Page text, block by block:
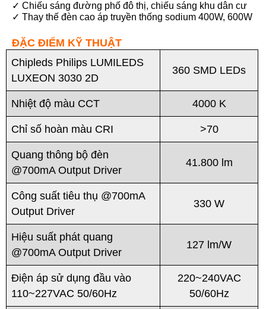
✓ Chiếu sáng đường phố đô thị, chiếu sáng khu dân cư
✓ Thay thế đèn cao áp truyền thống sodium 400W, 600W
ĐẶC ĐIỂM KỸ THUẬT
Chipleds Philips LUMILEDS
LUXEON 3030 2D
360 SMD LEDs
Nhiệt độ màu CCT 4000 K
Chỉ số hoàn màu CRI >70
Quang thông bộ đèn
@700mA Output Driver
41.800 lm
Công suất tiêu thụ @700mA
Output Driver
330 W
Hiệu suất phát quang
@700mA Output Driver
127 lm/W
Điện áp sử dụng đầu vào
110~227VAC 50/60Hz
220~240VAC
50/60Hz